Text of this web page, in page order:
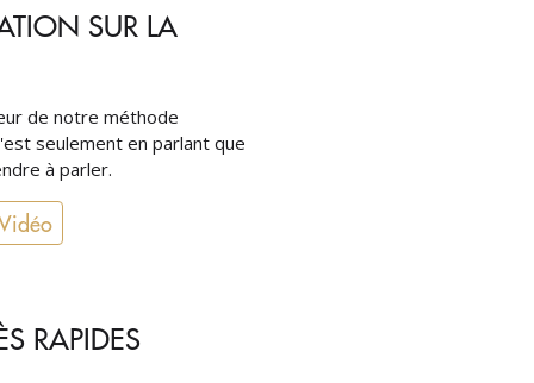
SUR LA
de notre méthode
seulement en parlant que
à parler.
RAPIDES